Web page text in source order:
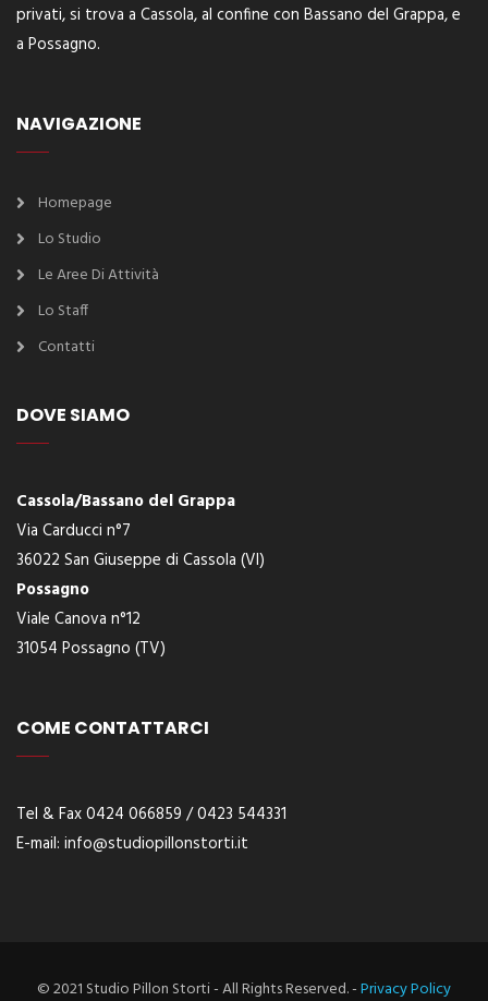
privati, si trova a Cassola, al confine con Bassano del Grappa, e
a Possagno.
NAVIGAZIONE
Homepage
Lo Studio
Le Aree Di Attività
Lo Staff
Contatti
DOVE SIAMO
Cassola/Bassano del Grappa
Via Carducci n°7
36022 San Giuseppe di Cassola (VI)
Possagno
Viale Canova n°12
31054 Possagno (TV)
COME CONTATTARCI
Tel & Fax 0424 066859 / 0423 544331
E-mail: info@studiopillonstorti.it
© 2021 Studio Pillon Storti - All Rights Reserved. -Privacy Policy